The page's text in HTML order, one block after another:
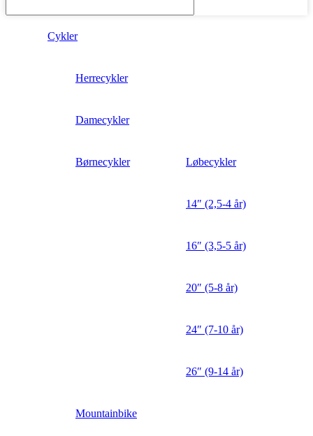
Cykler
Herrecykler
Damecykler
Børnecykler Løbecykler
14″ (2,5-4 år)
16″ (3,5-5 år)
20″ (5-8 år)
24″ (7-10 år)
26″ (9-14 år)
Mountainbike